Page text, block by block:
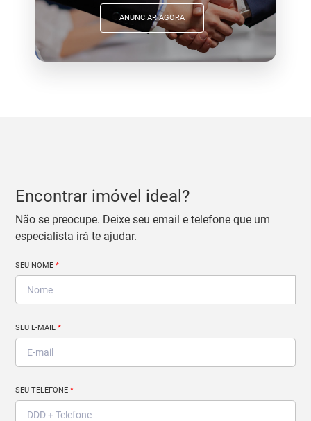
ANUNCIAR AGORA
Encontrar imóvel ideal?
Não se preocupe. Deixe seu email e telefone que um
especialista irá te ajudar.
SEU NOME*
SEU E-MAIL*
SEU TELEFONE*